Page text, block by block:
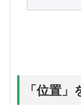
「位置